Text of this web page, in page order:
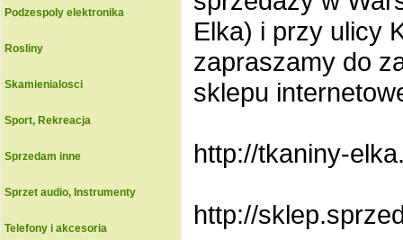
Podzespoly elektronika
Rosliny
Skamienialosci
Sport, Rekreacja
Sprzedam inne
Sprzet audio, Instrumenty
Telefony i akcesoria
Elka) i przy ulicy
zapraszamy do
sklepu
http://tkaniny-
http://